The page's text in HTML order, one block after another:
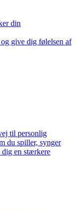
din
give dig følelsen af
til personlig
du spiller, synger
dig en stærkere